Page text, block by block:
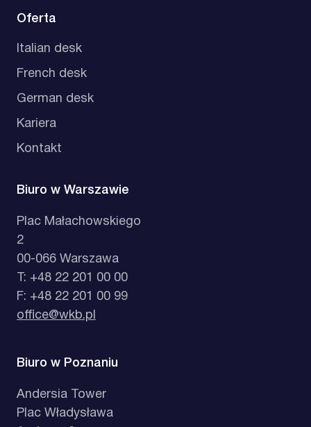
Oferta
Italian desk
French desk
German desk
Kariera
Kontakt
Biuro w Warszawie
Plac Małachowskiego
2
00-066 Warszawa
T: +48 22 201 00 00
F: +48 22 201 00 99
office@wkb.pl
Biuro w Poznaniu
Andersia Tower
Plac Władysława